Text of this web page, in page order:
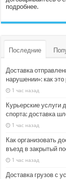
подробнее.
Последние
Доставка
нарушении»: как
1 час назад
Курьерские услуги
спорта: доставка
1 час назад
Как организовать
въезд в закрытый
1 час назад
Доставка грузов с